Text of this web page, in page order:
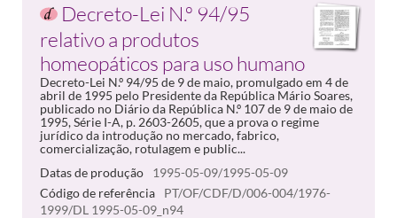
Decreto-Lei N.º 94/95
relativo a produtos
homeopáticos para uso humano
Decreto-Lei N.º 94/95 de 9 de maio, promulgado em 4 de
abril de 1995 pelo Presidente da República Mário Soares,
publicado no Diário da República N.º 107 de 9 de maio de
1995, Série I-A, p. 2603-2605, que a prova o regime
jurídico da introdução no mercado, fabrico,
comercialização, rotulagem e public...
Datas de produção
1995-05-09/1995-05-09
Código de referência
PT/OF/CDF/D/006-004/1976-
1999/DL 1995-05-09_n94